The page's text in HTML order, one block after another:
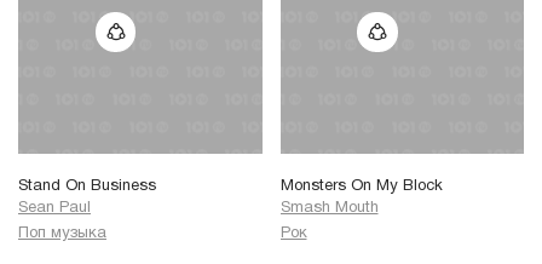
Stand On Business
Sean Paul
Поп музыка
Monsters On My Block
Smash Mouth
Рок